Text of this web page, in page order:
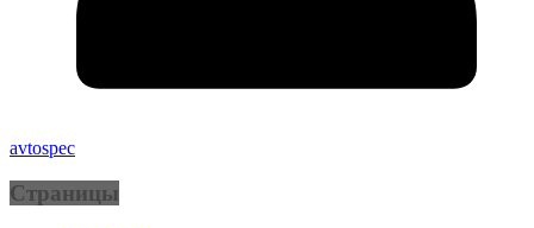
avtospec
Страницы